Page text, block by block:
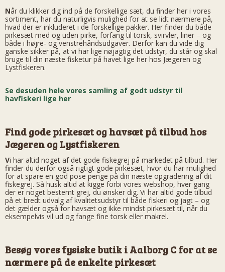
Når du klikker dig ind på de forskellige sæt, du finder her i vores
sortiment, har du naturligvis mulighed for at se lidt nærmere på,
hvad der er inkluderet i de forskellige pakker. Her finder du både
pirkesæt med og uden pirke, forfang til torsk, svirvler, liner – og
både i højre- og venstrehåndsudgaver. Derfor kan du vide dig
ganske sikker på, at vi har lige nøjagtig det udstyr, du står og skal
bruge til din næste fisketur på havet lige her hos Jægeren og
Lystfiskeren.
Se desuden hele vores samling af godt udstyr til
havfiskeri lige her
Find gode pirkesæt og havsæt på tilbud hos
Jægeren og Lystfiskeren
Vi har altid noget af det gode fiskegrej på markedet på tilbud. Her
finder du derfor også rigtigt gode pirkesæt, hvor du har mulighed
for at spare en god pose penge på din næste opgradering af dit
fiskegrej. Så husk altid at kigge forbi vores webshop, hver gang
der er noget bestemt grej, du ønsker dig. Vi har altid gode tilbud
på et bredt udvalg af kvalitetsudstyr til både fiskeri og jagt – og
det gælder også for havsæt og ikke mindst pirkesæt til, når du
eksempelvis vil ud og fange fine torsk eller makrel.
Besøg vores fysiske butik i Aalborg C for at se
nærmere på de enkelte pirkesæt